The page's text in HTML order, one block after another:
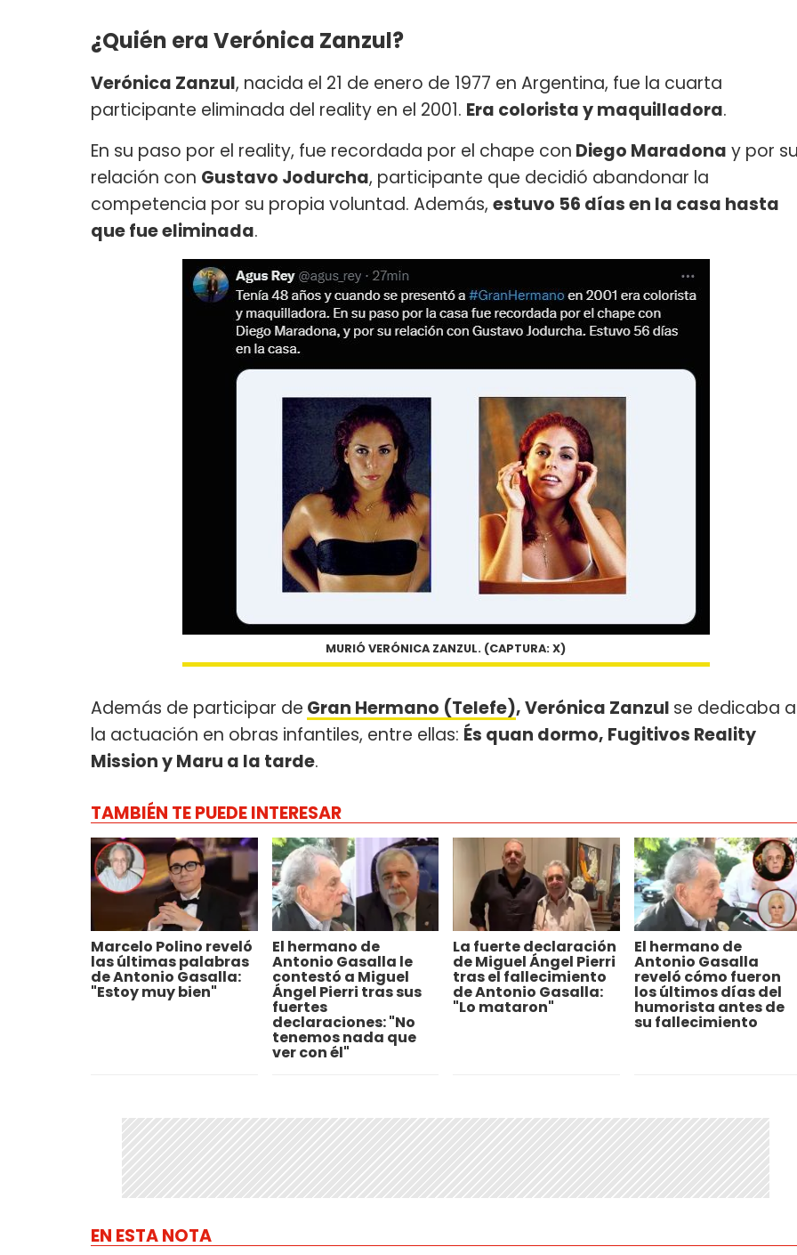
¿Quién era Verónica Zanzul?
Verónica Zanzul, nacida el 21 de enero de 1977 en Argentina, fue la cuarta
participante eliminada del reality en el 2001. Era colorista y maquilladora.
En su paso por el reality, fue recordada por el chape con Diego Maradona y por
relación con Gustavo Jodurcha, participante que decidió abandonar la
competencia por su propia voluntad. Además, estuvo 56 días en la casa hasta
que fue eliminada.
MURIÓ VERÓNICA ZANZUL. (CAPTURA: X)
Además de participar de Gran Hermano (Telefe), Verónica Zanzul se dedicaba a
la actuación en obras infantiles, entre ellas: És quan dormo, Fugitivos Reality
Mission y Maru a la tarde.
TAMBIÉN TE PUEDE INTERESAR
Marcelo Polino reveló
las últimas palabras
de Antonio Gasalla:
"Estoy muy bien"
El hermano de
Antonio Gasalla le
contestó a Miguel
Ángel Pierri tras sus
fuertes
declaraciones: "No
tenemos nada que
ver con él"
La fuerte declaración
de Miguel Ángel Pierri
tras el fallecimiento
de Antonio Gasalla:
"Lo mataron"
El hermano de
Antonio Gasalla
reveló cómo fueron
los últimos días del
humorista antes de
su fallecimiento
EN ESTA NOTA